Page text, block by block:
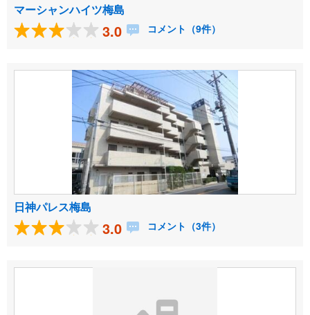
マーシャンハイツ梅島
3.0 コメント（9件）
日神パレス梅島
3.0 コメント（3件）